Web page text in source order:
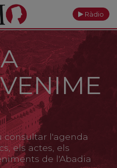
Ràdio
consultar l'agenda
els actes, els
de l'Abadia